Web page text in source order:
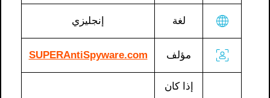
لغة إنجليزي
مؤلف SUPERAntiSpyware.com
إذا كان